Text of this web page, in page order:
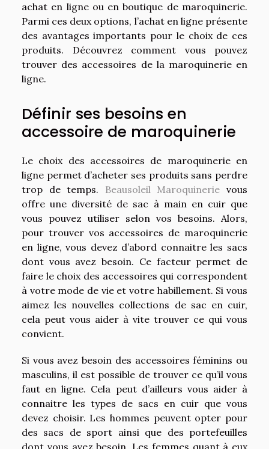
achat en ligne ou en boutique de maroquinerie.
Parmi ces deux options, l’achat en ligne présente
des avantages importants pour le choix de ces
produits. Découvrez comment vous pouvez
trouver des accessoires de la maroquinerie en
ligne.
Définir ses besoins en
accessoire de maroquinerie
Le choix des accessoires de maroquinerie en
ligne permet d’acheter ses produits sans perdre
trop de temps. Beausoleil Maroquinerie vous
offre une diversité de sac à main en cuir que
vous pouvez utiliser selon vos besoins. Alors,
pour trouver vos accessoires de maroquinerie
en ligne, vous devez d’abord connaitre les sacs
dont vous avez besoin. Ce facteur permet de
faire le choix des accessoires qui correspondent
à votre mode de vie et votre habillement. Si vous
aimez les nouvelles collections de sac en cuir,
cela peut vous aider à vite trouver ce qui vous
convient.
Si vous avez besoin des accessoires féminins ou
masculins, il est possible de trouver ce qu’il vous
faut en ligne. Cela peut d’ailleurs vous aider à
connaitre les types de sacs en cuir que vous
devez choisir. Les hommes peuvent opter pour
des sacs de sport ainsi que des portefeuilles
dont vous avez besoin. Les femmes quant à eux